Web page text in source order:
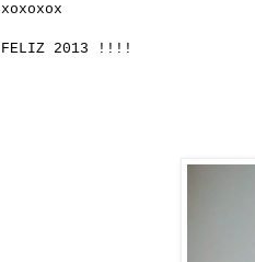
xoxoxox
FELIZ 2013 !!!!